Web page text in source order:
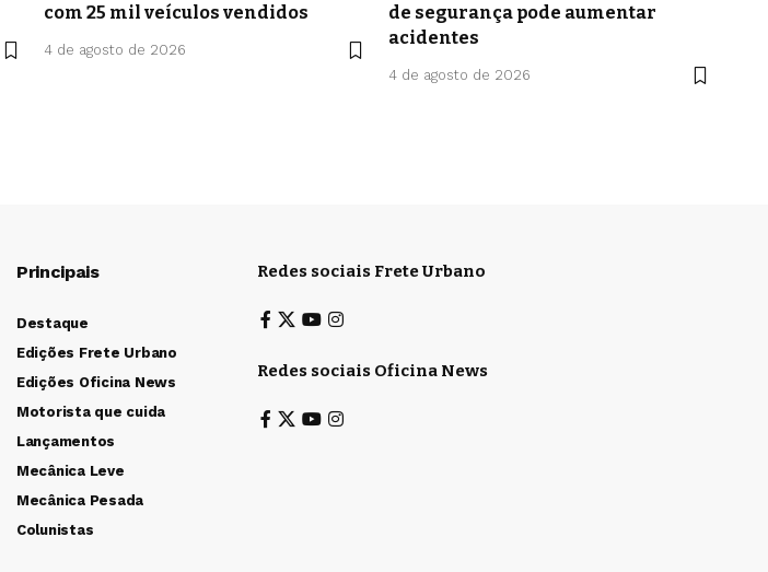
com 25 mil veículos vendidos
4 de agosto de 2026
de segurança pode aumentar
acidentes
4 de agosto de 2026
Principais
Destaque
Edições Frete Urbano
Edições Oficina News
Motorista que cuida
Lançamentos
Mecânica Leve
Mecânica Pesada
Colunistas
Redes sociais Frete Urbano
Redes sociais Oficina News